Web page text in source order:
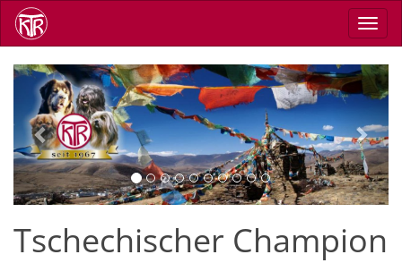
Skip
main
Previous Next
Tschechischer Champion